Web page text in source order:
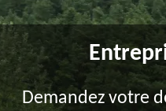
Demandez votre